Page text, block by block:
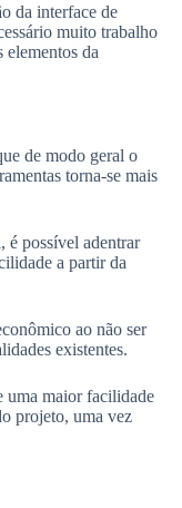
da interface de
muito trabalho
da
de modo geral o
torna-se mais
é possível adentrar
a partir da
ao não ser
existentes.
uma maior facilidade
projeto, uma vez